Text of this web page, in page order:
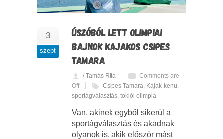
3
szept
ÚSZÓBÓL LETT OLIMPIAI
BAJNOK KAJAKOS CSIPES
TAMARA
/ Tamás Rita
Comments are
Off
Csipes Tamara Kajak-kenu
sportágválasztás tokiói olimpia
Van, akinek egyből sikerül a
sportágválasztás és akadnak
olyanok is, akik először mást